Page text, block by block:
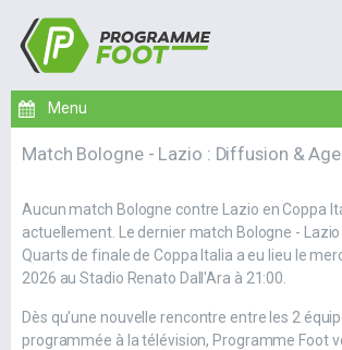
Match Bologne - Lazio : Diffusion &
Aucun match Bologne contre Lazio en Coppa
actuellement. Le dernier match Bologne -
Quarts de finale de Coppa Italia a eu lieu le
2026 au Stadio Renato Dall'Ara à 21:00.
Dès qu'une nouvelle rencontre entre les 2
programmée à la télévision, Programme Foot